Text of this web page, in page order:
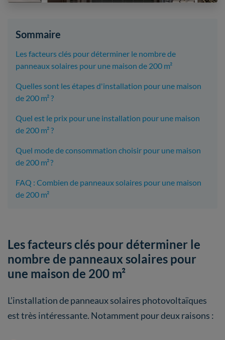
Sommaire
Les facteurs clés pour déterminer le nombre de
panneaux solaires pour une maison de 200 m²
Quelles sont les étapes d'installation pour une maison
de 200 m² ?
Quel est le prix pour une installation pour une maison
de 200 m² ?
Quel mode de consommation choisir pour une maison
de 200 m² ?
FAQ : Combien de panneaux solaires pour une maison
de 200 m²
Les facteurs clés pour déterminer le
nombre de panneaux solaires pour
une maison de 200 m²
L’installation de panneaux solaires photovoltaïques
est très intéressante. Notamment pour deux raisons :